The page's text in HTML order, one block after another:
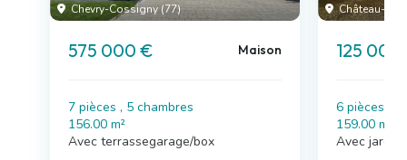
Chevry-Cossigny (77)
575 000 € Maison
7 pièces , 5 chambres
156.00 m²
Avec terrassegarage/box
Château-
125
6 pièces , 3
159.00 m²
Avec jardin